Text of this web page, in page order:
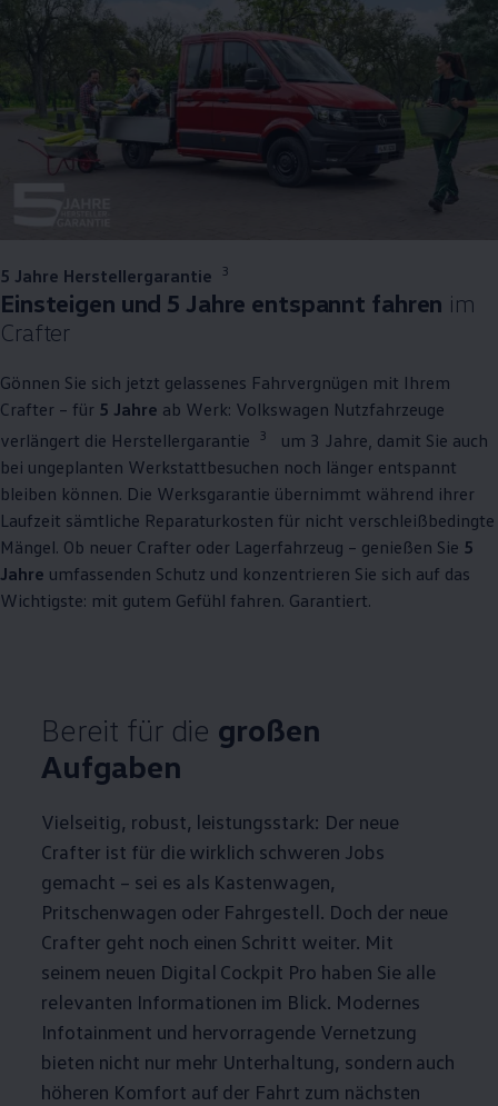
5 Jahre Herstellergarantie 3
Einsteigen und 5 Jahre entspannt fahren im
Crafter
Gönnen Sie sich jetzt gelassenes Fahrvergnügen mit Ihrem
Crafter – für 5 Jahre ab Werk: Volkswagen Nutzfahrzeuge
verlängert die Herstellergarantie
3
um 3 Jahre, damit Sie auch
bei ungeplanten Werkstattbesuchen noch länger entspannt
bleiben können. Die Werksgarantie übernimmt während ihrer
Laufzeit sämtliche Reparaturkosten für nicht verschleißbedingte
Mängel. Ob neuer Crafter oder Lagerfahrzeug – genießen Sie 5
Jahre umfassenden Schutz und konzentrieren Sie sich auf das
Wichtigste: mit gutem Gefühl fahren. Garantiert.
Bereit für die großen
Aufgaben
Vielseitig, robust, leistungsstark: Der neue
Crafter ist für die wirklich schweren Jobs
gemacht – sei es als Kastenwagen,
Pritschenwagen oder Fahrgestell. Doch der neue
Crafter geht noch einen Schritt weiter. Mit
seinem neuen Digital Cockpit Pro haben Sie alle
relevanten Informationen im Blick. Modernes
Infotainment und hervorragende Vernetzung
bieten nicht nur mehr Unterhaltung, sondern auch
höheren Komfort auf der Fahrt zum nächsten